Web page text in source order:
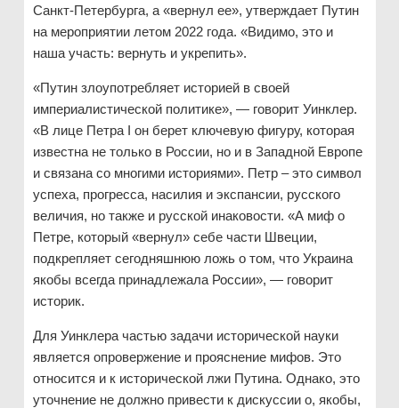
Санкт-Петербурга, а «вернул ее», утверждает Путин
на мероприятии летом 2022 года. «Видимо, это и
наша участь: вернуть и укрепить».
«Путин злоупотребляет историей в своей
империалистической политике», — говорит Уинклер.
«В лице Петра I он берет ключевую фигуру, которая
известна не только в России, но и в Западной Европе
и связана со многими историями». Петр – это символ
успеха, прогресса, насилия и экспансии, русского
величия, но также и русской инаковости. «А миф о
Петре, который «вернул» себе части Швеции,
подкрепляет сегодняшнюю ложь о том, что Украина
якобы всегда принадлежала России», — говорит
историк.
Для Уинклера частью задачи исторической науки
является опровержение и прояснение мифов. Это
относится и к исторической лжи Путина. Однако, это
уточнение не должно привести к дискуссии о, якобы,